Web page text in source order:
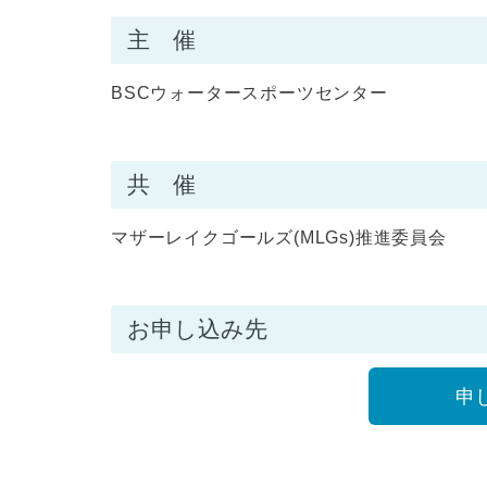
主 催
BSCウォータースポーツセンター
共 催
マザーレイクゴールズ(MLGs)推進委員会
お申し込み先
申